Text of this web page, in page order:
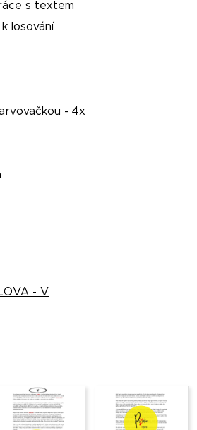
s textem
losování
- 4x
- V